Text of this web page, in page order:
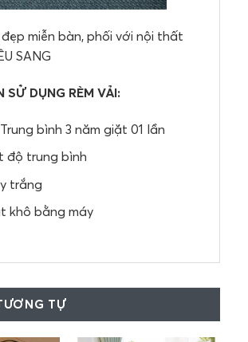
miễn bàn, phối với nội thất
SANG
SỬ DỤNG RÈM VẢI:
bình 3 năm giặt 01 lần
độ trung bình
trắng
khô bằng máy
TỰ